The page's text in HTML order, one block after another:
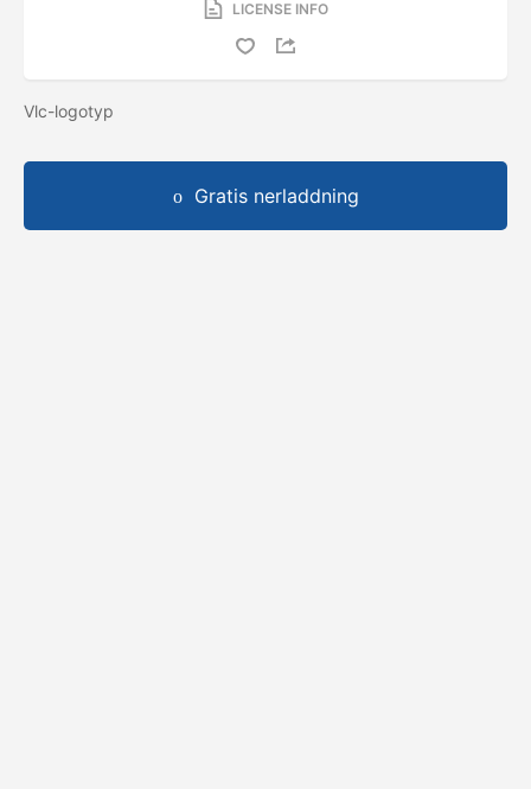
LICENSE INFO
Vlc-logotyp
Gratis nerladdning